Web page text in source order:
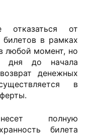
отказаться от
билетов в рамках
любой момент, но
до начала
денежных
в
полную
билета